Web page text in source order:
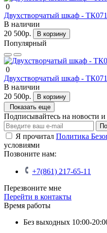
0
Двухстворчатый шкаф -
В наличии
20 500р.
В корзину
Популярный
0
Двухстворчатый шкаф -
В наличии
20 500р.
В корзину
Показать еще
Подписывайтесь на новости
Я прочитал Политика
условиями
Позвоните нам:
+7(861) 217-65-11
Перезвоните мне
Перейти в контакты
Время работы
Без выходных 10:00-